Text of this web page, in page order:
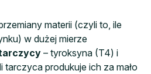
materii (czyli to, ile
w dużej mierze
– tyroksyna (T4) i
produkuje ich za mało